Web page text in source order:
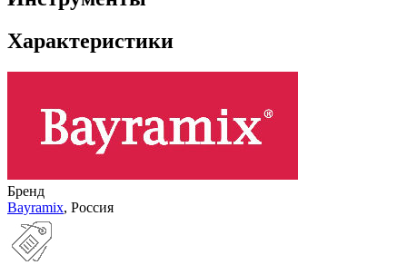
Характеристики
Бренд
Bayramix, Россия